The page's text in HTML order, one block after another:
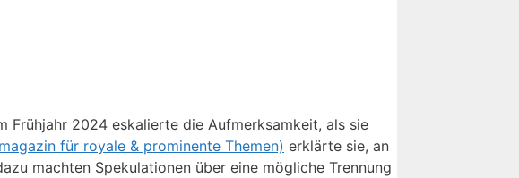
Frühjahr 2024 eskalierte die Aufmerksamkeit, als sie
für royale & prominente Themen) erklärte sie, an
machten Spekulationen über eine mögliche Trennung